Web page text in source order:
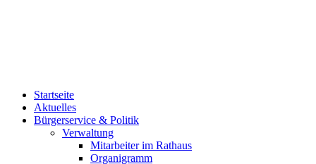
Startseite
Aktuelles
Bürgerservice & Politik
Verwaltung
Mitarbeiter im Rathaus
Organigramm